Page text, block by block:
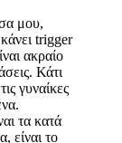
μου,
trigger
ακραίο
Κάτι
γυναίκες
τα κατά
είναι το